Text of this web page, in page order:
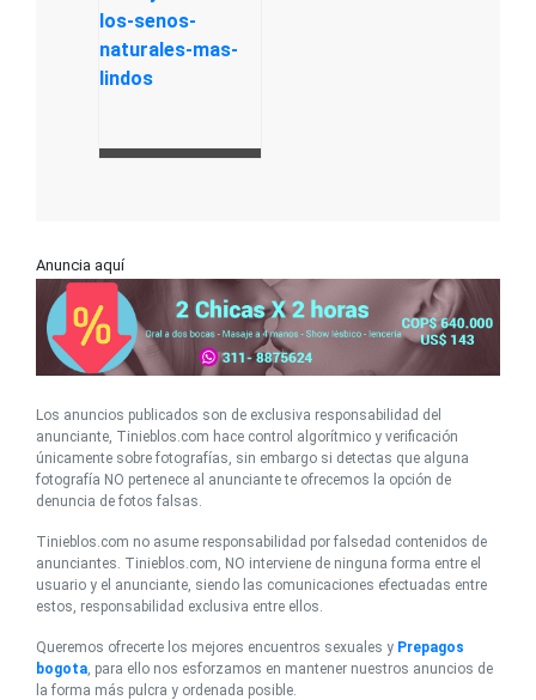
Anuncia aquí
Los anuncios publicados son de exclusiva responsabilidad del
anunciante, Tinieblos.com hace control algorítmico y verificación
únicamente sobre fotografías, sin embargo si detectas que alguna
fotografía NO pertenece al anunciante te ofrecemos la opción de
denuncia de fotos falsas.
Tinieblos.com no asume responsabilidad por falsedad contenidos de
anunciantes. Tinieblos.com, NO interviene de ninguna forma entre el
usuario y el anunciante, siendo las comunicaciones efectuadas entre
estos, responsabilidad exclusiva entre ellos.
Queremos ofrecerte los mejores encuentros sexuales y Prepagos
bogota , para ello nos esforzamos en mantener nuestros anuncios de
la forma más pulcra y ordenada posible.